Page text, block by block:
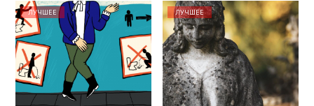
ЛУЧШЕЕ ЛУЧШЕЕ